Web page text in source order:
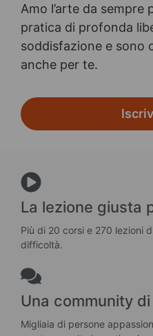
Amo l’arte da sempre
pratica di profonda
soddisfazione e sono
anche per te.
La lezione giusta
Più di 20 corsi e 270 lezioni
difficoltà.
Una community
Migliaia di persone